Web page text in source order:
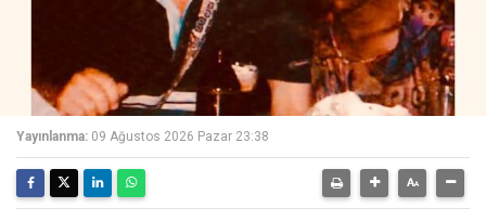
Yayınlanma: 09 Ağustos 2026 Pazar 23:38